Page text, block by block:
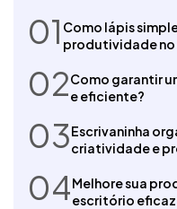
01 Como lápis
produtividade
02Como garantir
e eficiente?
03Escrivaninha
criatividade e
04Melhore sua
escritório